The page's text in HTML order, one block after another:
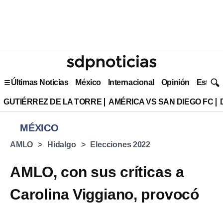
Últimas Noticias México Internacional Opinión Estilo
GUTIÉRREZ DE LA TORRE AMÉRICA VS SAN DIEGO FC
MÉXICO
AMLO Hidalgo Elecciones 2022
AMLO, con sus críticas a
Carolina Viggiano, provocó